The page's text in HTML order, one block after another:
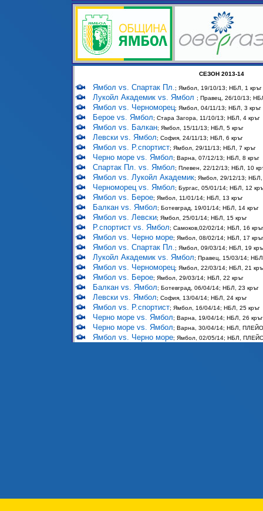
СЕЗОН 2013-14
Ямбол vs. Спартак Пл.; Ямбол, 19/10/13; НБЛ, 1 кръг
Лукойл Академик vs. Ямбол ; Правец, 26/10/13;
Ямбол vs. Черноморец; Ямбол, 04/11/13; НБЛ, 3 кръг
Берое vs. Ямбол; Стара Загора, 11/10/13; НБЛ, 4 кръг
Ямбол vs. Балкан; Ямбол, 15/11/13; НБЛ, 5 кръг
Левски vs. Ямбол; София, 24/11/13; НБЛ, 6 кръг
Ямбол vs. Р.спортист; Ямбол, 29/11/13; НБЛ, 7 кръг
Черно море vs. Ямбол; Варна, 07/12/13; НБЛ, 8 кръг
Спартак Пл. vs. Ямбол; Плевен, 22/12/13; НБЛ, 10
Ямбол vs. Лукойл Академик; Ямбол, 29/12/13; НБЛ,
Черноморец vs. Ямбол; Бургас, 05/01/14; НБЛ, 12
Ямбол vs. Берое; Ямбол, 11/01/14; НБЛ, 13 кръг
Балкан vs. Ямбол; Ботевград, 19/01/14; НБЛ, 14 кръг
Ямбол vs. Левски; Ямбол, 25/01/14; НБЛ, 15 кръг
Р.спортист vs. Ямбол; Самоков,02/02/14; НБЛ, 16 кръг
Ямбол vs. Черно море; Ямбол, 08/02/14; НБЛ, 17 кръг
Ямбол vs. Спартак Пл.; Ямбол, 09/03/14; НБЛ, 19
Лукойл Академик vs. Ямбол; Правец, 15/03/14;
Ямбол vs. Черноморец; Ямбол, 22/03/14; НБЛ, 21
Ямбол vs. Берое; Ямбол, 29/03/14; НБЛ, 22 кръг
Балкан vs. Ямбол; Ботевград, 06/04/14; НБЛ, 23 кръг
Левски vs. Ямбол; София, 13/04/14; НБЛ, 24 кръг
Ямбол vs. Р.спортист; Ямбол, 16/04/14; НБЛ, 25 кръг
Черно море vs. Ямбол; Варна, 19/04/14; НБЛ, 26 кръг
Черно море vs. Ямбол; Варна, 30/04/14; НБЛ,
Ямбол vs. Черно море; Ямбол, 02/05/14; НБЛ,